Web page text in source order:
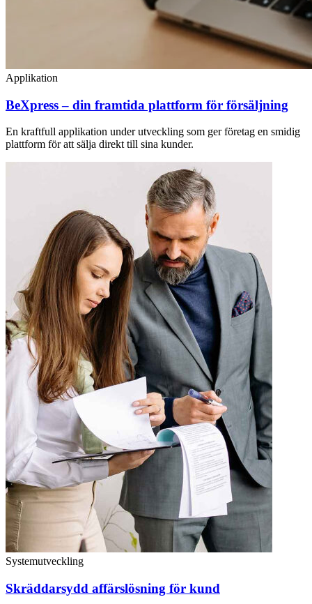
Applikation
BeXpress – din framtida plattform för försäljning
En kraftfull applikation under utveckling som ger företag en smidig
plattform för att sälja direkt till sina kunder.
Systemutveckling
Skräddarsydd affärslösning för kund